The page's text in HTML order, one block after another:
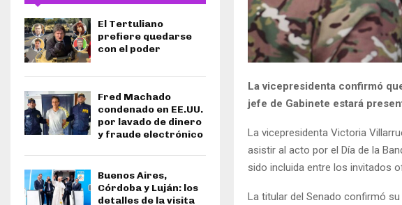
La vicepresidenta confirmó
jefe de Gabinete estará
La vicepresidenta Victoria
asistir al acto por el Día de la
sido incluida entre los invitados
La titular del Senado confirmó
El Tertuliano
prefiere quedarse
con el poder
Fred Machado
condenado en EE.UU.
por lavado de dinero
y fraude electrónico
Buenos Aires,
Córdoba y Luján: los
detalles de la visita